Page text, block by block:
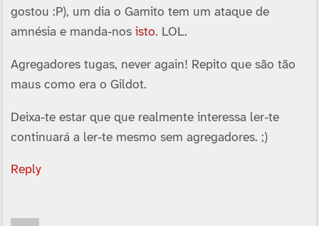
gostou :P), um dia o Gamito tem um ataque de
amnésia e manda-nos isto. LOL.
Agregadores tugas, never again! Repito que são tão
maus como era o Gildot.
Deixa-te estar que que realmente interessa ler-te
continuará a ler-te mesmo sem agregadores. ;)
Reply